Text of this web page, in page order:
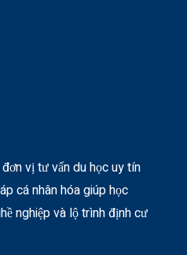
vị tư vấn du học uy tín
cá nhân hóa giúp học
nghiệp và lộ trình định cư